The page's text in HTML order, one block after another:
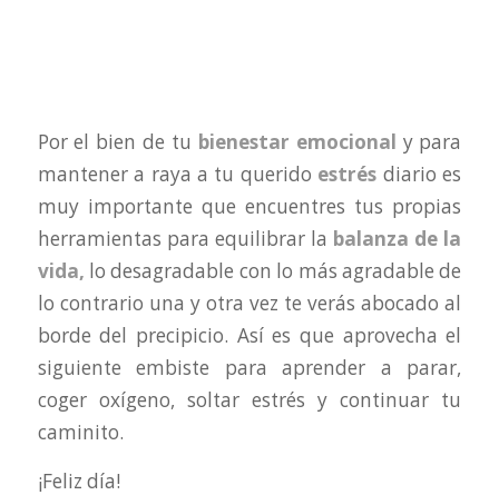
Por el bien de tu bienestar emocional y para
mantener a raya a tu querido estrés diario es
muy importante que encuentres tus propias
herramientas para equilibrar la balanza de la
vida, lo desagradable con lo más agradable de
lo contrario una y otra vez te verás abocado al
borde del precipicio. Así es que aprovecha el
siguiente embiste para aprender a parar,
coger oxígeno, soltar estrés y continuar tu
caminito.
¡Feliz día!